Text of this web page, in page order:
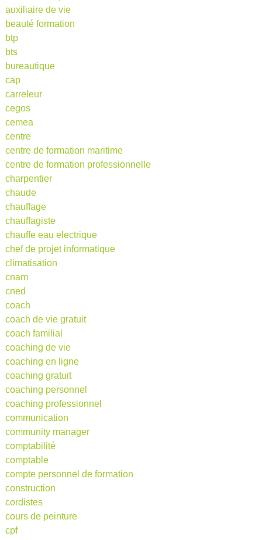
auxiliaire de vie
beauté formation
btp
bts
bureautique
cap
carreleur
cegos
cemea
centre
centre de formation maritime
centre de formation professionnelle
charpentier
chaude
chauffage
chauffagiste
chauffe eau electrique
chef de projet informatique
climatisation
cnam
cned
coach
coach de vie gratuit
coach familial
coaching de vie
coaching en ligne
coaching gratuit
coaching personnel
coaching professionnel
communication
community manager
comptabilité
comptable
compte personnel de formation
construction
cordistes
cours de peinture
cpf